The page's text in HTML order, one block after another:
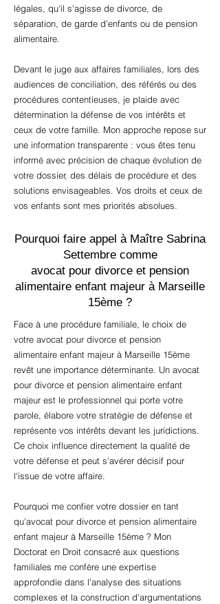
légales, qu'il s'agisse de divorce, de
séparation, de garde d'enfants ou de pension
alimentaire.
Devant le juge aux affaires familiales, lors des
audiences de conciliation, des référés ou des
procédures contentieuses, je plaide avec
détermination la défense de vos intérêts et
ceux de votre famille. Mon approche repose sur
une information transparente : vous êtes tenu
informé avec précision de chaque évolution de
votre dossier, des délais de procédure et des
solutions envisageables. Vos droits et ceux de
vos enfants sont mes priorités absolues.
Pourquoi faire appel à Maître Sabrina
Settembre comme
avocat pour divorce et pension
alimentaire enfant majeur à Marseille
15ème ?
Face à une procédure familiale, le choix de
votre avocat pour divorce et pension
alimentaire enfant majeur à Marseille 15ème
revêt une importance déterminante. Un avocat
pour divorce et pension alimentaire enfant
majeur est le professionnel qui porte votre
parole, élabore votre stratégie de défense et
représente vos intérêts devant les juridictions.
Ce choix influence directement la qualité de
votre défense et peut s'avérer décisif pour
l'issue de votre affaire.
Pourquoi me confier votre dossier en tant
qu'avocat pour divorce et pension alimentaire
enfant majeur à Marseille 15ème ? Mon
Doctorat en Droit consacré aux questions
familiales me confère une expertise
approfondie dans l'analyse des situations
complexes et la construction d'argumentations